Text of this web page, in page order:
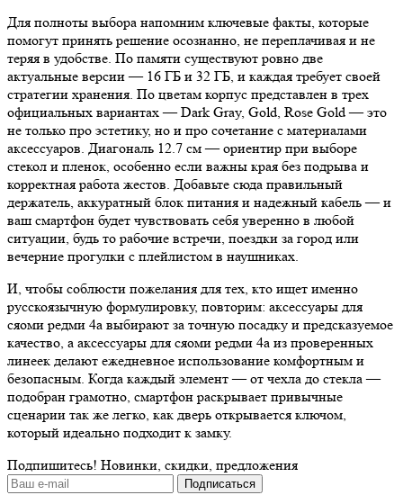
Для полноты выбора напомним ключевые факты, которые
помогут принять решение осознанно, не переплачивая и не
теряя в удобстве. По памяти существуют ровно две
актуальные версии — 16 ГБ и 32 ГБ, и каждая требует своей
стратегии хранения. По цветам корпус представлен в трех
официальных вариантах — Dark Gray, Gold, Rose Gold — это
не только про эстетику, но и про сочетание с материалами
аксессуаров. Диагональ 12.7 см — ориентир при выборе
стекол и пленок, особенно если важны края без подрыва и
корректная работа жестов. Добавьте сюда правильный
держатель, аккуратный блок питания и надежный кабель — и
ваш смартфон будет чувствовать себя уверенно в любой
ситуации, будь то рабочие встречи, поездки за город или
вечерние прогулки с плейлистом в наушниках.
И, чтобы соблюсти пожелания для тех, кто ищет именно
русскоязычную формулировку, повторим: аксессуары для
сяоми редми 4a выбирают за точную посадку и предсказуемое
качество, а аксессуары для сяоми редми 4a из проверенных
линеек делают ежедневное использование комфортным и
безопасным. Когда каждый элемент — от чехла до стекла —
подобран грамотно, смартфон раскрывает привычные
сценарии так же легко, как дверь открывается ключом,
который идеально подходит к замку.
Подпишитесь! Новинки, скидки, предложения